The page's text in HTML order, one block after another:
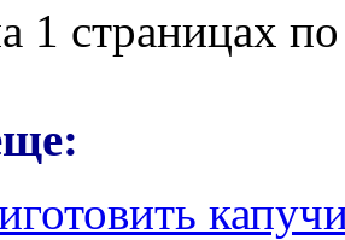
1 страницах